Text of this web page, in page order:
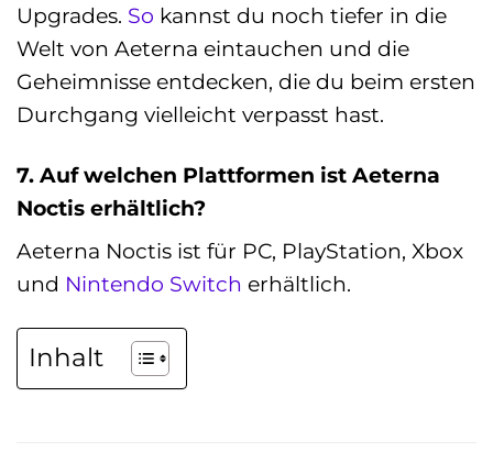
Upgrades. So kannst du noch tiefer in die
Welt von Aeterna eintauchen und die
Geheimnisse entdecken, die du beim ersten
Durchgang vielleicht verpasst hast.
7. Auf welchen Plattformen ist Aeterna
Noctis erhältlich?
Aeterna Noctis ist für PC, PlayStation, Xbox
und Nintendo Switch erhältlich.
Inhalt